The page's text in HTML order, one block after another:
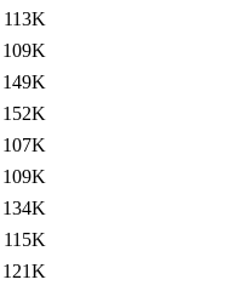
113K
109K
149K
152K
107K
109K
134K
115K
121K